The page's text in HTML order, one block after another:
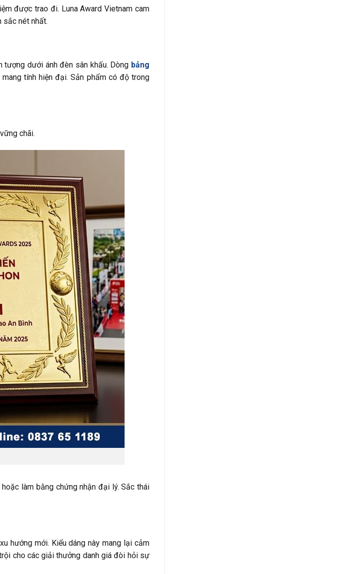
được trao đi. Luna Award Vietnam cam
sắc nét nhất.
tượng dưới ánh đèn sân khấu. Dòng bảng
tính hiện đại. Sản phẩm có độ trong
chãi.
làm bằng chứng nhận đại lý. Sắc thái
hướng mới. Kiểu dáng này mang lại cảm
cho các giải thưởng danh giá đòi hỏi sự